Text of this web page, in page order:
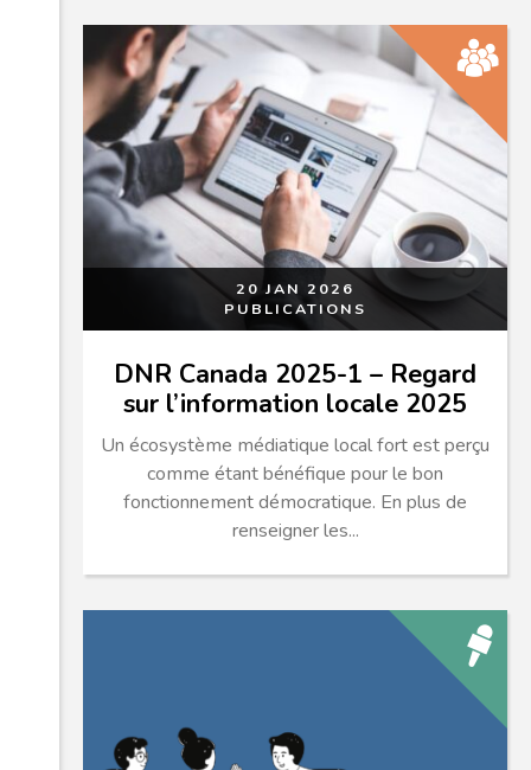
20 JAN 2026
PUBLICATIONS
DNR Canada 2025-1 – Regard
sur l’information locale 2025
Un écosystème médiatique local fort est perçu
comme étant bénéfique pour le bon
fonctionnement démocratique. En plus de
renseigner les...